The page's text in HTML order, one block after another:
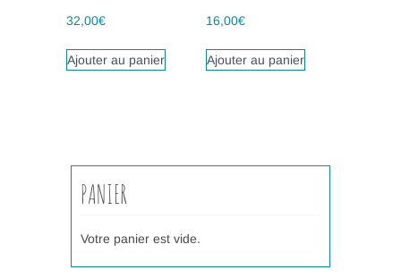
32,00€
Ajouter au panier
16,00€
Ajouter au panier
PANIER
Votre panier est vide.